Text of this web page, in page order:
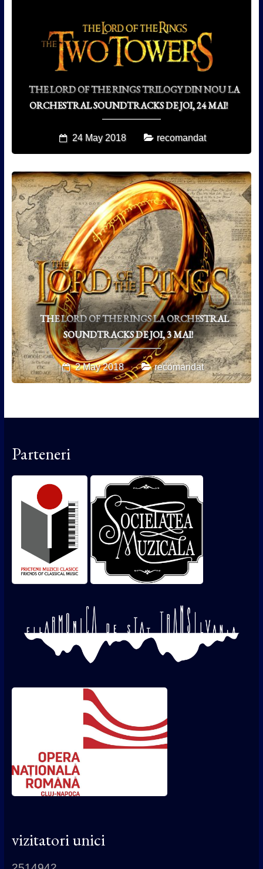
THE LORD OF THE RINGS TRILOGY DIN NOU LA
ORCHESTRAL SOUNDTRACKS DE JOI, 24 MAI!
24 May 2018 recomandat
THE LORD OF THE RINGS LA ORCHESTRAL
SOUNDTRACKS DE JOI, 3 MAI!
2 May 2018 recomandat
Parteneri
vizitatori unici